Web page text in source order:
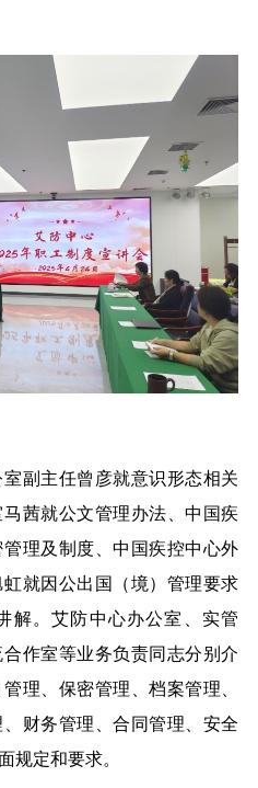
副主任曾彦就意识形态相关
茜就公文管理办法、中国疾
理及制度、中国疾控中心外
就因公出国（境）管理要求
解。艾防中心办公室、实管
作室等业务负责同志分别介
理、保密管理、档案管理、
财务管理、合同管理、安全
规定和要求。